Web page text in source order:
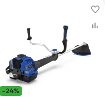
-24%